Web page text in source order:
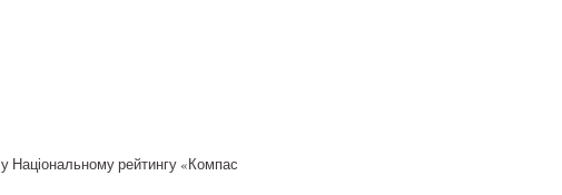
у Національному рейтингу «Компас